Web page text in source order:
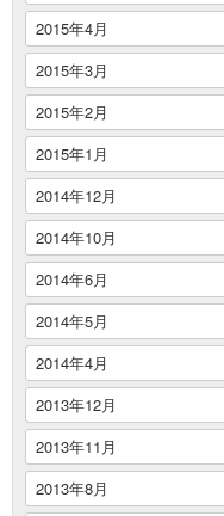
2015年4月
2015年3月
2015年2月
2015年1月
2014年12月
2014年10月
2014年6月
2014年5月
2014年4月
2013年12月
2013年11月
2013年8月